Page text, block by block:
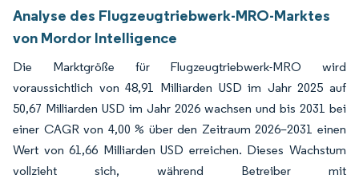
Analyse des Flugzeugtriebwerk-MRO-Marktes
von Mordor Intelligence
Die Marktgröße für Flugzeugtriebwerk-MRO wird
voraussichtlich von 48,91 Milliarden USD im Jahr 2025 auf
50,67 Milliarden USD im Jahr 2026 wachsen und bis 2031 bei
einer CAGR von 4,00 % über den Zeitraum 2026–2031 einen
Wert von 61,66 Milliarden USD erreichen. Dieses Wachstum
vollzieht sich, während Betreiber mit